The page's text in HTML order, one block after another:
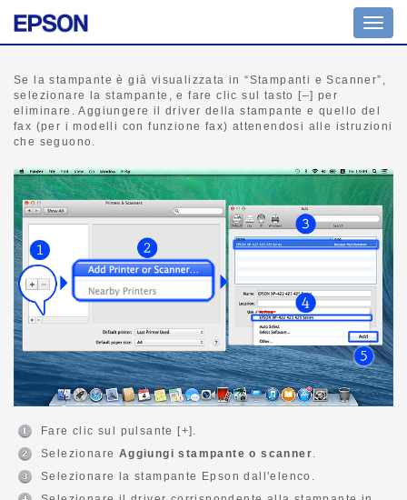
Se la stampante è già visualizzata in “Stampanti e Scanner”,
selezionare la stampante, e fare clic sul tasto [–] per
eliminare. Aggiungere il driver della stampante e quello del
fax (per i modelli con funzione fax) attenendosi alle istruzioni
che seguono.
Fare clic sul pulsante [+].
Selezionare Aggiungi stampante o scanner
Selezionare la stampante Epson dall'elenco.